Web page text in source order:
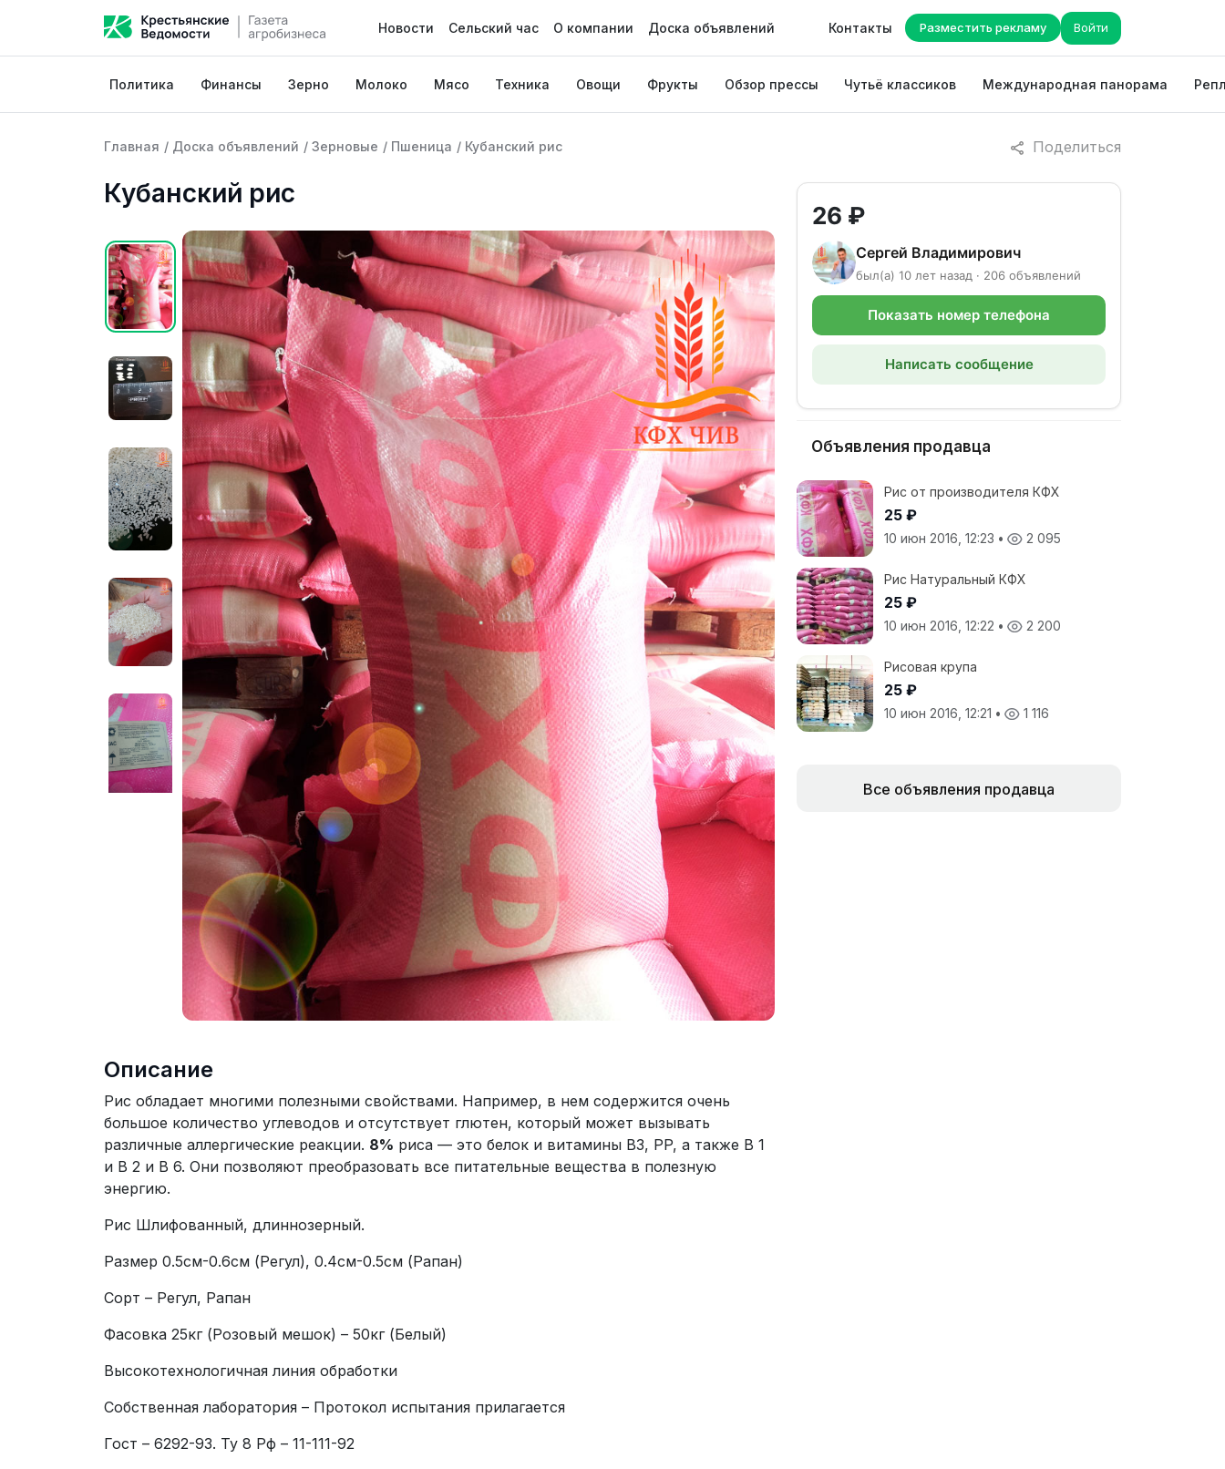
Новости Сельский час О компании Доска объявлений Контакты Разместить рекламу Войти
Политика Финансы Зерно Молоко Мясо Техника Овощи Фрукты Обзор прессы Чутьё классиков Международная панорама
Поделиться
Главная / Доска объявлений / Зерновые / Пшеница / Кубанский рис
Кубанский рис
Описание
Рис обладает многими полезными свойствами. Например, в нем содержится очень
большое количество углеводов и отсутствует глютен, который может вызывать
различные аллергические реакции. 8% риса — это белок и витамины B3, PP, а также B 1
и B 2 и B 6. Они позволяют преобразовать все питательные вещества в полезную
энергию.
Рис Шлифованный, длиннозерный.
Размер 0.5см-0.6см (Регул), 0.4см-0.5см (Рапан)
Сорт – Регул, Рапан
Фасовка 25кг (Розовый мешок) – 50кг (Белый)
Высокотехнологичная линия обработки
Собственная лаборатория – Протокол испытания прилагается
Гост – 6292-93. Ту 8 Рф – 11-111-92
26 ₽
Сергей Владимирович
был(а) 10 лет назад · 206 объявлений
Показать номер телефона
Написать сообщение
Объявления продавца
Рис от производителя КФХ
25 ₽
10 июн 2016, 12:23 • 2 095
Рис Натуральный КФХ
25 ₽
10 июн 2016, 12:22 • 2 200
Рисовая крупа
25 ₽
10 июн 2016, 12:21 • 1 116
Все объявления продавца